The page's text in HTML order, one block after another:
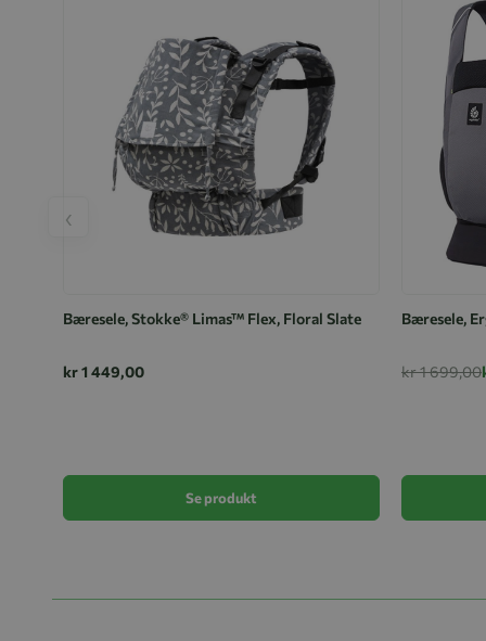
Bæresele, Stokke® Limas™ Flex, Floral Slate
kr 1 449,00
Se produkt
Bæresele,
kr 1 699,00
‹